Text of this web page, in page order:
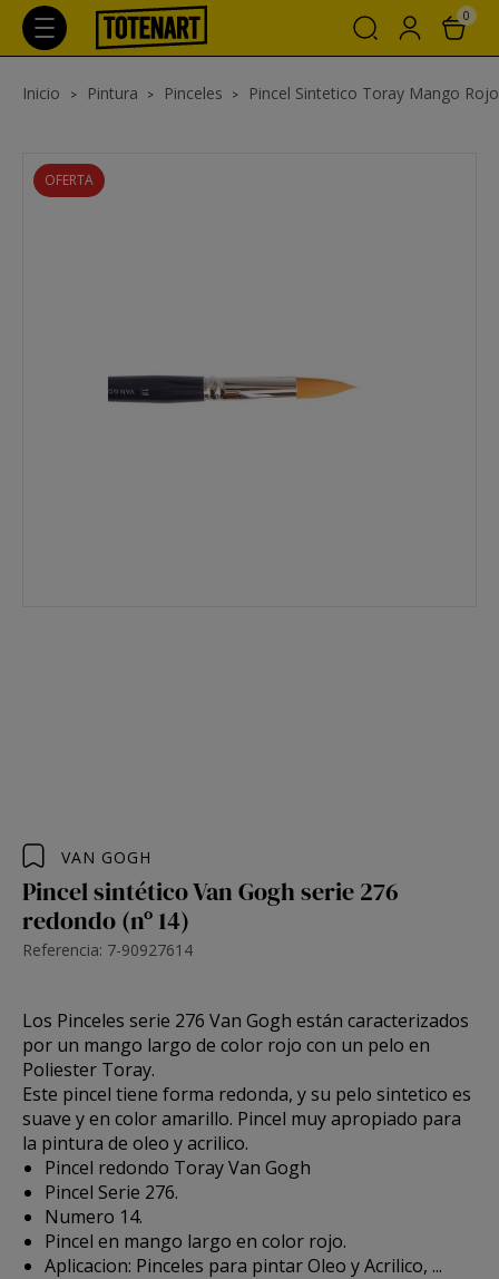
0
Inicio Pintura Pinceles Pincel Sintetico Toray Mango
OFERTA
VAN GOGH
Pincel sintético Van Gogh serie 276
redondo (nº 14)
Referencia: 7-90927614
Los Pinceles serie 276 Van Gogh están caracterizados
por un mango largo de color rojo con un pelo en
Poliester Toray.
Este pincel tiene forma redonda, y su pelo sintetico es
suave y en color amarillo. Pincel muy apropiado para
la pintura de oleo y acrilico.
Pincel redondo Toray Van Gogh
Pincel Serie 276.
Numero 14.
Pincel en mango largo en color rojo.
Aplicacion: Pinceles para pintar Oleo y Acrilico, ...